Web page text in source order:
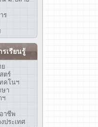
ร
รเรียนรู้
ย
ตร์
คโนฯ
ษา
ฯ
าชีพ
ประเทศ